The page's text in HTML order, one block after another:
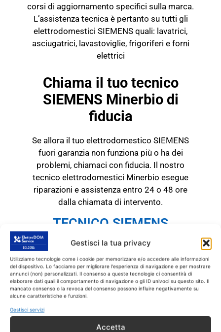
Gestisci la tua privacy
Utilizziamo tecnologie come i cookie per memorizzare e/o accedere alle informazioni
del dispositivo. Lo facciamo per migliorare l'esperienza di navigazione e per mostrare
annunci (non) personalizzati. Il consenso a queste tecnologie ci consentirà di
elaborare dati quali il comportamento di navigazione o gli ID univoci su questo sito. Il
mancato consenso o la revoca del consenso possono influire negativamente su
alcune caratteristiche e funzioni.
Gestisci servizi
Accetta
corsi di aggiornamento specifici sulla marca.
L’assistenza tecnica è pertanto su tutti gli
elettrodomestici SIEMENS quali: lavatrici,
asciugatrici, lavastoviglie, frigoriferi e forni
elettrici
Chiama il tuo tecnico
SIEMENS Minerbio di
fiducia
Se allora il tuo elettrodomestico SIEMENS
fuori garanzia non funziona più o ha dei
problemi, chiamaci con fiducia. Il nostro
tecnico elettrodomestici Minerbio esegue
riparazioni e assistenza entro 24 o 48 ore
dalla chiamata di intervento.
TECNICO SIEMENS
Minerbio
RICAMBI CON GARANZIA DI
1 ANNO
Il tecnico SIEMENS
Minerbiointerviene
SIEMENS fuori garanzia.
sono effettuati con ricambi coperti da